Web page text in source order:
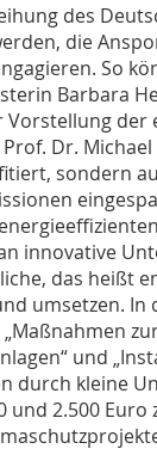
des
die
So
Barbara
Vorstellung der
Dr.
sondern
innovative
das heißt
umsetzen. In
„Maßnahmen
und
durch kleine
und 2.500